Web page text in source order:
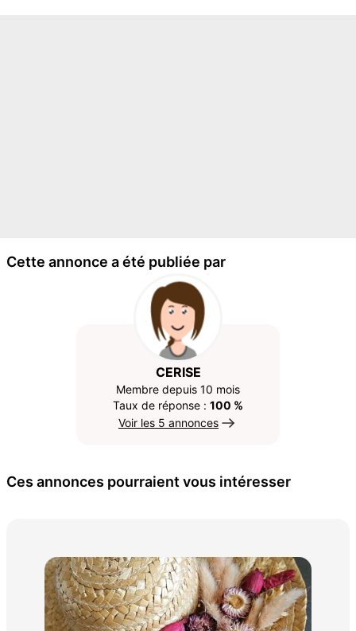
Cette annonce a été publiée par
CERISE
Membre depuis 10 mois
Taux de réponse : 100 %
Voir les 5 annonces
Ces annonces pourraient vous intéresser